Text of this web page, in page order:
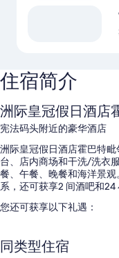
住宿简介
洲际皇冠假日酒店
宪法码头附近的豪华酒店
洲际皇冠假日酒店霍巴特
台、店内商场和干洗/洗衣
餐、午餐、晚餐和海洋景
系，还可获享2 间酒吧和24
您还可获享以下礼遇：
户外家具、机房和旅游/
同类型住宿